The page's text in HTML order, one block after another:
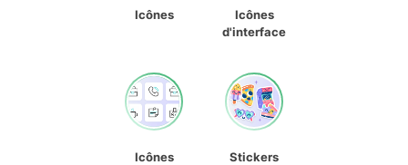
Icônes
Icônes
d'interface
Icônes
Stickers